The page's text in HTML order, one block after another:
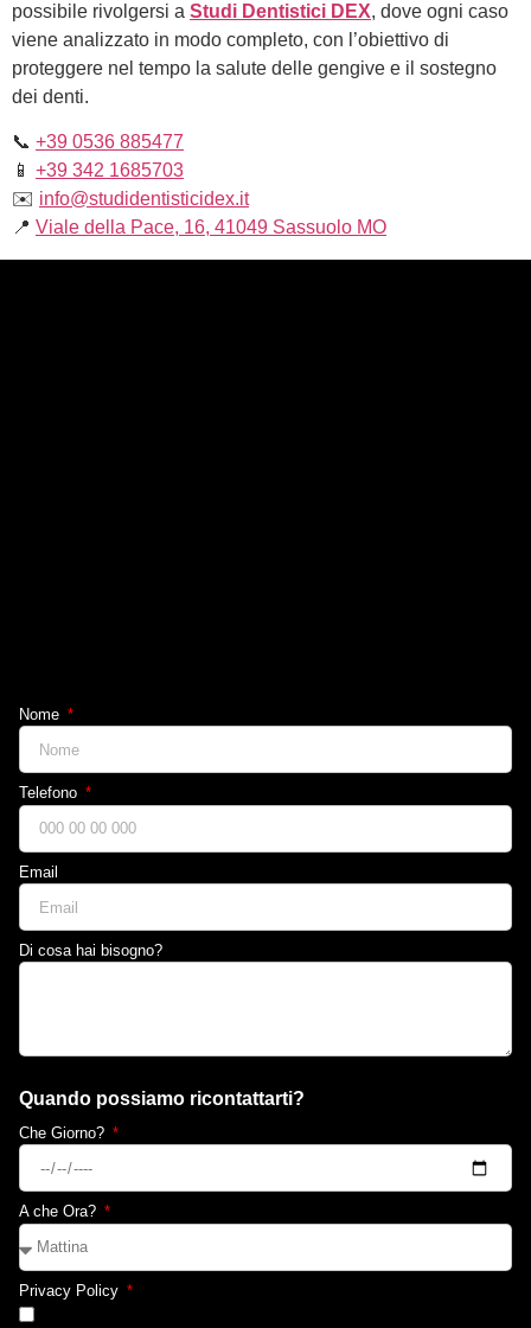
possibile rivolgersi a Studi Dentistici DEX, dove ogni caso
viene analizzato in modo completo, con l’obiettivo di
proteggere nel tempo la salute delle gengive e il sostegno
dei denti.
📞 +39 0536 885477
📱 +39 342 1685703
✉️ info@studidentisticidex.it
📍 Viale della Pace, 16, 41049 Sassuolo MO
Nome
Telefono
Email
Di cosa hai bisogno?
Quando possiamo ricontattarti?
Che Giorno?
A che Ora?
Privacy Policy